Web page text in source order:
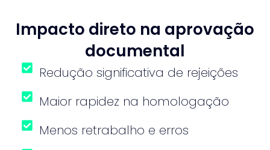
Impacto direto na aprovação
documental
Redução significativa de rejeições
Maior rapidez na homologação
Menos retrabalho e erros